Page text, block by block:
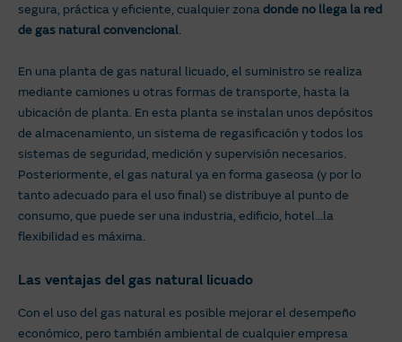
segura, práctica y eficiente, cualquier zona donde no llega la red
de gas natural convencional.
En una planta de gas natural licuado, el suministro se realiza
mediante camiones u otras formas de transporte, hasta la
ubicación de planta. En esta planta se instalan unos depósitos
de almacenamiento, un sistema de regasificación y todos los
sistemas de seguridad, medición y supervisión necesarios.
Posteriormente, el gas natural ya en forma gaseosa (y por lo
tanto adecuado para el uso final) se distribuye al punto de
consumo, que puede ser una industria, edificio, hotel…la
flexibilidad es máxima.
Las ventajas del gas natural licuado
Con el uso del gas natural es posible mejorar el desempeño
económico, pero también ambiental de cualquier empresa